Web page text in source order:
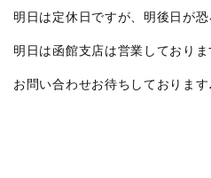
明日は定休日ですが、明後日が
明日は函館支店は営業しておりま
お問い合わせお待ちしております